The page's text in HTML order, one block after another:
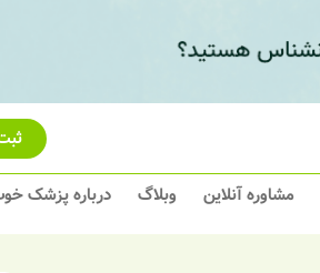
مشاوره آنلاین وبلاگ درباره پزشک